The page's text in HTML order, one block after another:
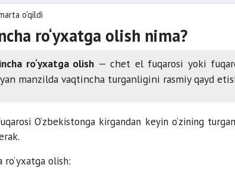
o'qildi
ro‘yxatga olish nima?
ro‘yxatga olish — chet el fuqarosi yoki
manzilda vaqtincha turganligini rasmiy qayd
O‘zbekistonga kirgandan keyin o‘zining
ro‘yxatga olish: